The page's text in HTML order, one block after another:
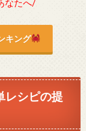
なたへ/
キング
レシピの提